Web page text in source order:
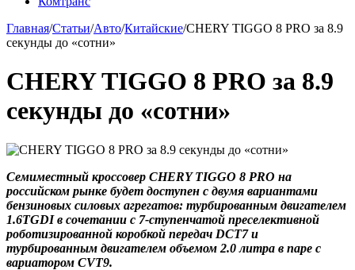
Главная/Статьи/Авто/Китайские/CHERY TIGGO 8 PRO за 8.9
секунды до «сотни»
CHERY TIGGO 8 PRO за 8.9
секунды до «сотни»
Семиместный кроссовер CHERY TIGGO 8 PRO на
российском рынке будет доступен с двумя вариантами
бензиновых силовых агрегатов: турбированным двигателем
1.6TGDI в сочетании с 7-ступенчатой преселективной
роботизированной коробкой передач DCT7 и
турбированным двигателем объемом 2.0 литра в паре с
вариатором СVT9.